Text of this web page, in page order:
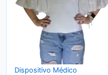
Dispositivo Médico